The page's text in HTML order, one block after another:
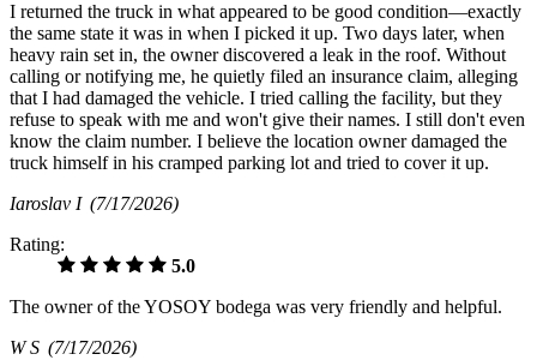
I returned the truck in what appeared to be good condition—exactly
the same state it was in when I picked it up. Two days later, when
heavy rain set in, the owner discovered a leak in the roof. Without
calling or notifying me, he quietly filed an insurance claim, alleging
that I had damaged the vehicle. I tried calling the facility, but they
refuse to speak with me and won't give their names. I still don't even
know the claim number. I believe the location owner damaged the
truck himself in his cramped parking lot and tried to cover it up.
Iaroslav I (7/17/2026)
Rating:
5.0
The owner of the YOSOY bodega was very friendly and helpful.
W S (7/17/2026)